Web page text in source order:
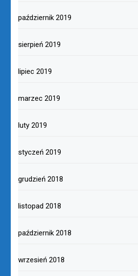
październik 2019
sierpień 2019
lipiec 2019
marzec 2019
luty 2019
styczeń 2019
grudzień 2018
listopad 2018
październik 2018
wrzesień 2018